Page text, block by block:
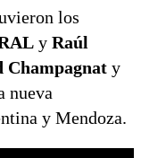
los
y Raúl
Champagnat y
nueva
y Mendoza.